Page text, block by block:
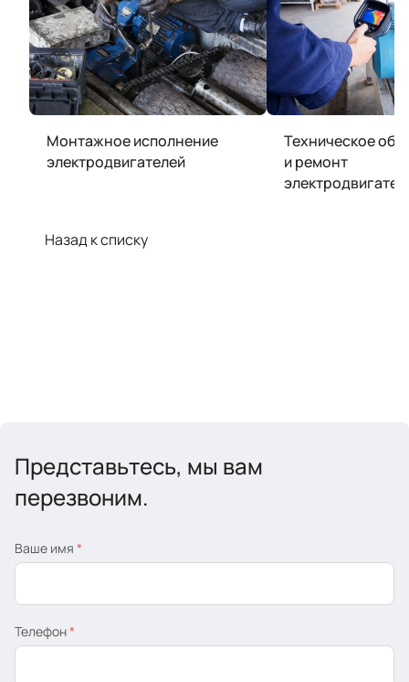
Монтажное исполнение
электродвигателей
Техническое
и ремонт
Назад к списку
Представьтесь, мы вам
перезвоним.
Ваше имя *
Телефон*